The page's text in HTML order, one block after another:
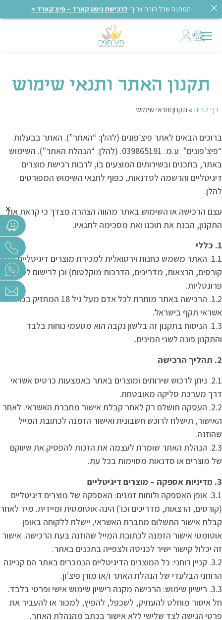
המתנה שכל הורה צריך! לרכישת גיפט קארד – פיצ׳קארד >
תקנון האתר ותנאי שימוש
דף הבית» תקנון ותנאי שימוש
ברוכים הבאים לאתר פיצ׳פונים (להלן: “האתר”). האתר בבעלות
“פיצ’פונים” ע.מ. 039865191. (להלן: “הנהלת האתר”). השימוש
באתר, בתכנים ובשירותים המוצעים בו, לרבות רכישת מוצרים
דיגיטליים והרשמה לסדנאות, כפוף לתנאי השימוש המפורטים
להלן.
עצם הרכישה או השימוש באתר מהווה הצהרה מצדך כי קראת את
התקנון, הבנת את תוכנו ואת מסכימה לתנאיו.
1. כללי
1.1. האתר משמש כחנות וירטואלית למכירת מוצרים דיגיטליים (כגון
קורסים, הרצאות, מדריכים, הדרכות מוקלטות) וכן לרישום לסדנאות
פרונטליות.
1.2. הרכישה באתר מותרת לכל אדם מעל גיל 18 המחזיק בכרטיס
אשראי תקף בישראל.
1.3. הניסוח בתקנון זה בלשון נקבה הוא מטעמי נוחות בלבד
והתקנון פונה לשני המינים.
2. תהליך הרכישה
2.1. ניתן לרכוש שירותים ומוצרים באתר באמצעות כרטיס אשראי
דרך מערכת סליקה מאובטחת.
2.2. העסקה תושלם רק לאחר קבלת אישור מחברת האשראי. לאחר
האישור, תישלח לרוכש חשבונית ואישור הזמנה לכתובת המייל
שהוזנה.
2.3. הנהלת האתר שומרת לעצמה את הזכות להפסיק את שיווקם
של מוצרים או סדנאות מסוימות בכל עת.
3. מדיניות אספקה – מוצרים דיגיטליים
3.1. אופן האספקה ולוחות זמנים: האספקה של מוצרים דיגיטליים
(קורסים, הרצאות, מדריכים וכו׳) הינה אוטומטית ומיידית. מיד לאחר
קבלת אישור התשלום מחברת האשראי, יישלח ללקוחה באופן
אוטומטי אישור הזמנה לכתובת המייל שהוזנה בעת הרכישה. אישור
זה יכלול קישור ישיר לכניסה ולצפייה בתכנים באתר.
3.2. קניין רוחני: כל המוצרים הדיגיטליים הנמכרים באתר הם קניינה
הרוחני הבלעדי של הנהלת האתר ו/או מורן פיצ’ון.
3.3. רישיון שימוש: הרכישה מקנה רישיון שימוש אישי ופרטי בלבד.
חל איסור מוחלט להעתיק, לשכפל, להפיץ, למכור או להעביר את
פרטי הגישה לצד שלישי ללא אישור בכתב מהנהלת האתר.
×